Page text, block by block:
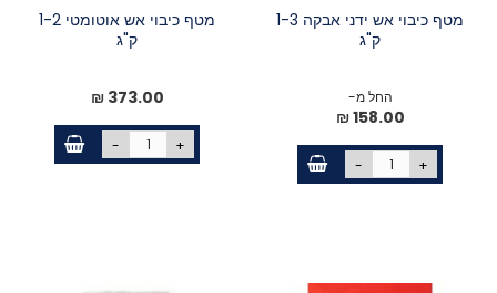
מטף כיבוי אש ידני אבקה 1-3
ק"ג
החל מ-
158.00 ₪
- +
מטף כיבוי אש אוטומטי 1-2
ק"ג
373.00 ₪
- +